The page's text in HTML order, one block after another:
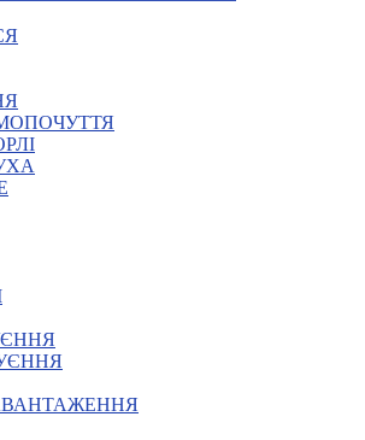
область
область
область
область
область
область
область
область
область
область
область